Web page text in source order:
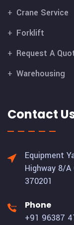
Crane Service
Forklift
Request A
Warehousing
Contact
Equipment
Highway 8/A
370201
Phone
+91 96387